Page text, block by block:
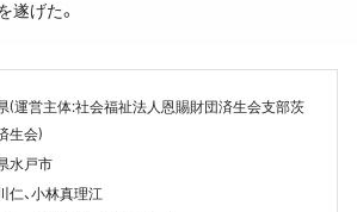
遂げた。
(運営主体:社会福祉法人恩賜財団済生会支部茨
生会)
水戸市
仁、小林真理江